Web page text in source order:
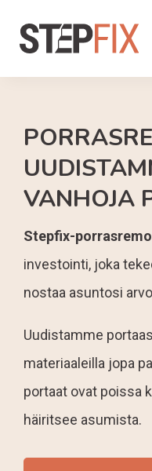
VANHOJA
Stepfix-
investointi, joka
nostaa asuntosi
Uudistamme
materiaaleilla jopa
portaat ovat poissa
häiritsee asumista.